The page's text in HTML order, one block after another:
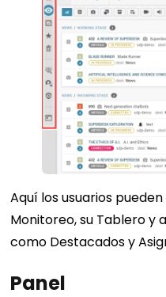
Aquí los usuarios
Monitoreo, su Tablero y
como Destacados y
Panel